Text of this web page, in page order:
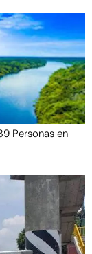
Personas en